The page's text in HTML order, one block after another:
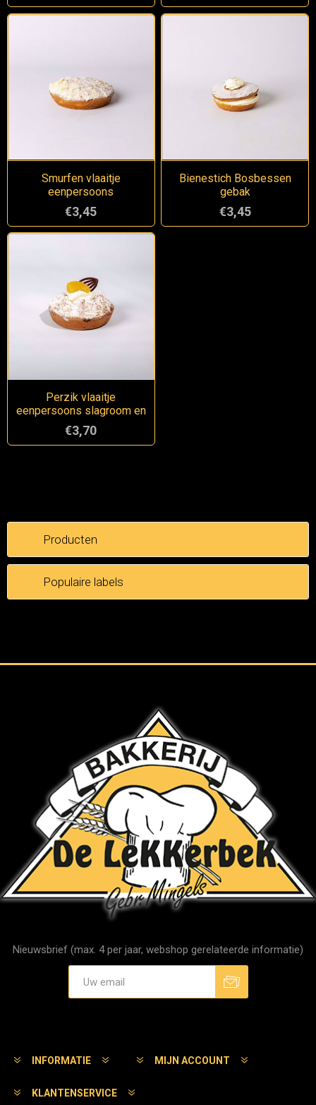
Smurfen vlaaitje
eenpersoons
€3,45
Bienestich Bosbessen
gebak
€3,45
Perzik vlaaitje
eenpersoons slagroom en
schuim
€3,70
Producten
Populaire labels
Nieuwsbrief (max. 4 per jaar, webshop gerelateerde informatie)
INFORMATIE MIJN ACCOUNT
KLANTENSERVICE